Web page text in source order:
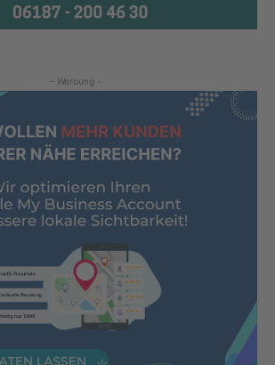
- Werbung -